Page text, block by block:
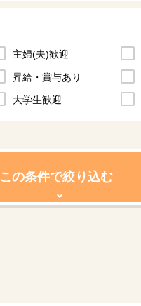
主婦(夫)歓迎
昇給・賞与あり
大学生歓迎
この条件で絞り込む